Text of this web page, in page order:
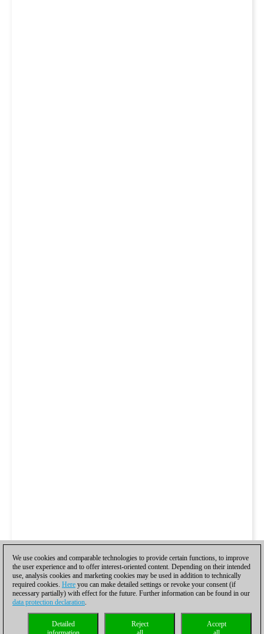
We use cookies and comparable technologies to provide certain functions, to improve
the user experience and to offer interest-oriented content. Depending on their intended
use, analysis cookies and marketing cookies may be used in addition to technically
required cookies. Here you can make detailed settings or revoke your consent (if
necessary partially) with effect for the future. Further information can be found in our
data protection declaration.
Accept
Reject
Detailed